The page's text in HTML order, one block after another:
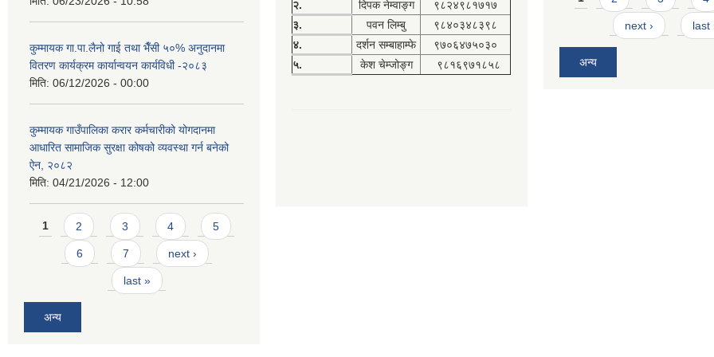
कुम्मायक गा.पा.लैनो गाई तथा भैँसी ५०% अनुदानमा
वितरण कार्यक्रम कार्यान्वयन कार्यविधी -२०८३
मिति: 06/12/2026 - 00:00
कुम्मायक गाउँपालिका करार कर्मचारीको योगदानमा
आधारित सामाजिक सुरक्षा कोषको व्यवस्था गर्न बनेको
ऐन, २०८२
मिति: 04/21/2026 - 12:00
Pages
1 2 3 4 5
6 7 next ›
last »
अन्य
२. दिपक नेम्वाङ्ग
९८२४९८१७१७
३.
पवन लिम्बु
९८४०३४८३९८
४.
दर्शन सम्बाहाम्फे
९७०६४७५०३०
५.
केश चेम्जोङ्ग ९८१६९७१८५८
next › last
अन्य